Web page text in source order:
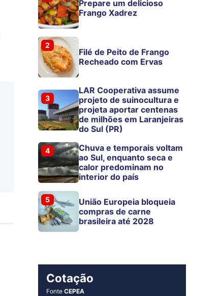
Prepare um delicioso
Frango Xadrez
2
Filé de Peito de Frango
Recheado com Ervas
3
LAR Cooperativa assume
projeto de suinocultura e
projeta aportar centenas
de milhões em Laranjeiras
do Sul (PR)
4
Chuva e temporais voltam
ao Sul, enquanto seca e
calor predominam no
interior do país
5
União Europeia bloqueia
compras de carne
brasileira até 2028
Cotação
FonteCEPEA